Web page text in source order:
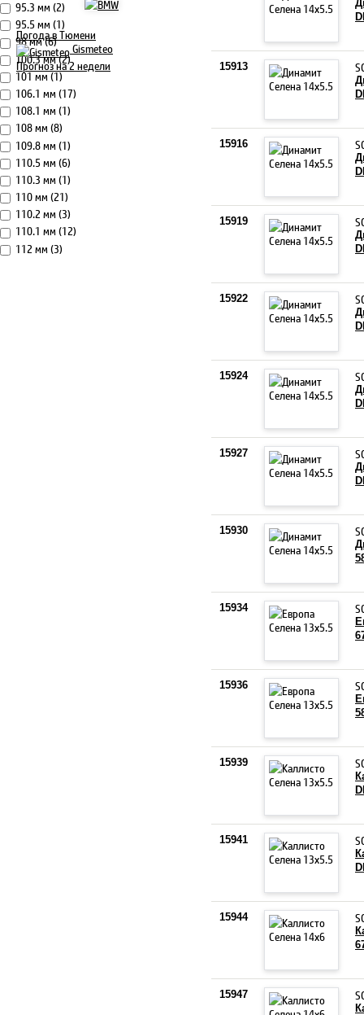
95.3 мм (2)
95.5 мм (1)
98 мм (6)
100.3 мм (2)
101 мм (1)
106.1 мм (17)
108.1 мм (1)
108 мм (8)
109.8 мм (1)
110.5 мм (6)
110.3 мм (1)
110 мм (21)
110.2 мм (3)
110.1 мм (12)
112 мм (3)
Погода в Тюмени
Gismeteo
Прогноз на 2 недели
15913
15916
15919
15922
15924
15927
15930
15934
15936
15939
15941
15944
15947